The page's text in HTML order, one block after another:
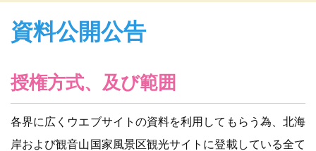
資料公開公告
授権方式、及び範囲
各界に広くウエブサイトの資料を利用してもらう為、北海
岸および観音山国家風景区観光サイトに登載している全て